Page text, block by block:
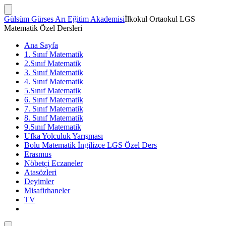
İçeriğe
atla
Arama
Çubuğunu
Göster/Gizle
Gülsüm Gürses Arı Eğitim Akademisiİlkokul Ortaokul LGS
Matematik Özel Dersleri
Ana Sayfa
1. Sınıf Matematik
2.Sınıf Matematik
3. Sınıf Matematik
4. Sınıf Matematik
5.Sınıf Matematik
6. Sınıf Matematik
7. Sınıf Matematik
8. Sınıf Matematik
9.Sınıf Matematik
Ufka Yolculuk Yarışması
Bolu Matematik İngilizce LGS Özel Ders
Erasmus
Nöbetçi Eczaneler
Atasözleri
Deyimler
Misafirhaneler
TV